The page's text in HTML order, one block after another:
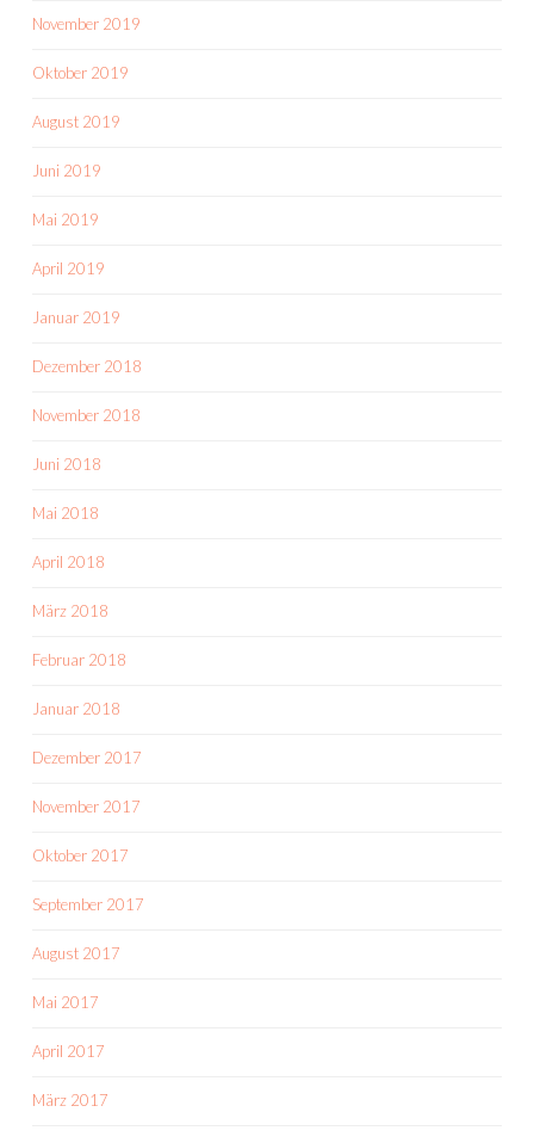
November 2019
Oktober 2019
August 2019
Juni 2019
Mai 2019
April 2019
Januar 2019
Dezember 2018
November 2018
Juni 2018
Mai 2018
April 2018
März 2018
Februar 2018
Januar 2018
Dezember 2017
November 2017
Oktober 2017
September 2017
August 2017
Mai 2017
April 2017
März 2017